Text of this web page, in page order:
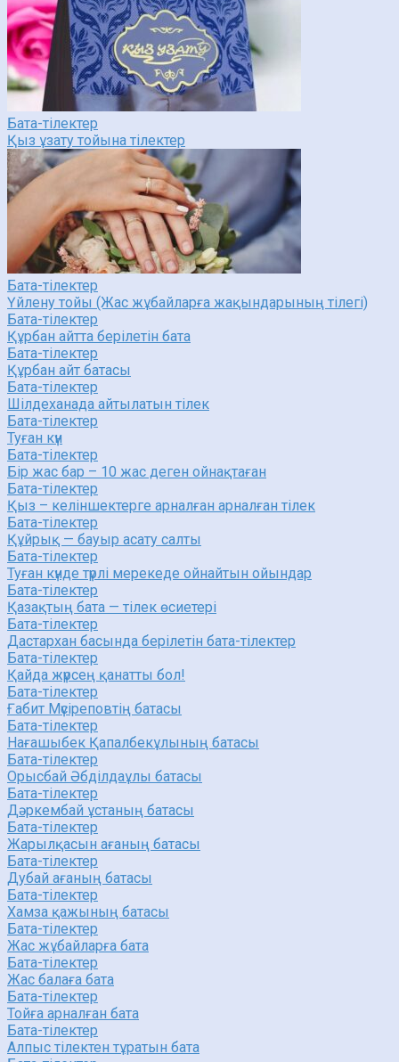
Бата-тілектер
Қыз ұзату тойына тілектер
Бата-тілектер
Үйлену тойы (Жас жұбайларға жақындарының тілегі)
Бата-тілектер
Құрбан айтта берілетін бата
Бата-тілектер
Құрбан айт батасы
Бата-тілектер
Шілдеханада айтылатын тілек
Бата-тілектер
Туған күн
Бата-тілектер
Бір жас бар – 10 жас деген ойнақтаған
Бата-тілектер
Қыз – келіншектерге арналған арналған тілек
Бата-тілектер
Құйрық — бауыр асату салты
Бата-тілектер
Туған күнде түрлі мерекеде ойнайтын ойындар
Бата-тілектер
Қазақтың бата — тілек өсиетері
Бата-тілектер
Дастархан басында берілетін бата-тілектер
Бата-тілектер
Қайда жүрсең қанатты бол!
Бата-тілектер
Ғабит Мүсіреповтің батасы
Бата-тілектер
Нағашыбек Қапалбекұлының батасы
Бата-тілектер
Орысбай Әбділдаұлы батасы
Бата-тілектер
Дәркембай ұстаның батасы
Бата-тілектер
Жарылқасын ағаның батасы
Бата-тілектер
Дубай ағаның батасы
Бата-тілектер
Хамза қажының батасы
Бата-тілектер
Жас жұбайларға бата
Бата-тілектер
Жас балаға бата
Бата-тілектер
Тойға арналған бата
Бата-тілектер
Алпыс тілектен тұратын бата